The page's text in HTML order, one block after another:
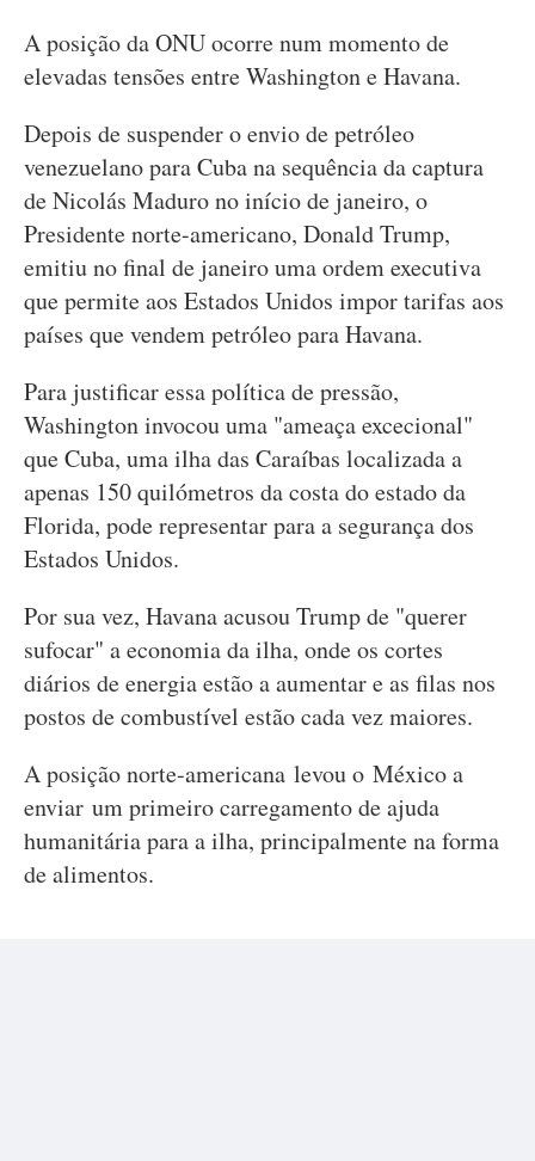
A posição da ONU ocorre num momento de
elevadas tensões entre Washington e Havana.
Depois de suspender o envio de petróleo
venezuelano para Cuba na sequência da captura
de Nicolás Maduro no início de janeiro, o
Presidente norte-americano, Donald Trump,
emitiu no final de janeiro uma ordem executiva
que permite aos Estados Unidos impor tarifas aos
países que vendem petróleo para Havana.
Para justificar essa política de pressão,
Washington invocou uma "ameaça excecional"
que Cuba, uma ilha das Caraíbas localizada a
apenas 150 quilómetros da costa do estado da
Florida, pode representar para a segurança dos
Estados Unidos.
Por sua vez, Havana acusou Trump de "querer
sufocar" a economia da ilha, onde os cortes
diários de energia estão a aumentar e as filas nos
postos de combustível estão cada vez maiores.
A posição norte-americana levou o México a
enviar um primeiro carregamento de ajuda
humanitária para a ilha, principalmente na forma
de alimentos.